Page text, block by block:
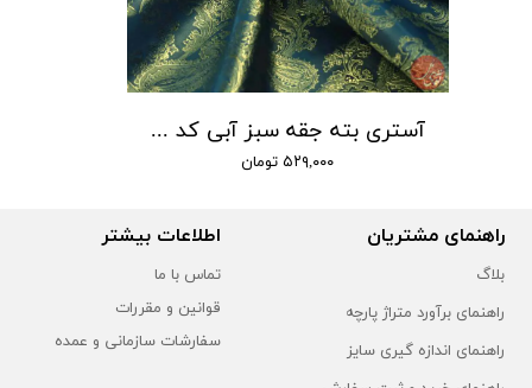
آستری بته جقه سبز آبی کد 101
۵۲۹,۰۰۰ تومان
راهنمای مشتریان
بلاگ
راهنمای برآورد متراژ پارچه
راهنمای اندازه گیری سایز
اطلاعات بیشتر
تماس با ما
قوانین و مقررات
سفارشات سازمانی و عمده